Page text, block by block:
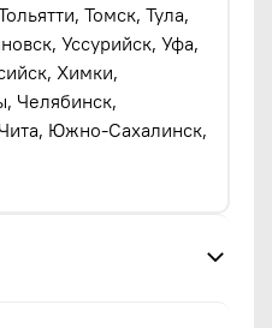
Томск, Тула,
Уссурийск, Уфа,
Химки,
Челябинск,
Южно-Сахалинск,